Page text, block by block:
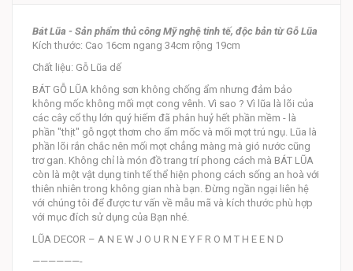
Bát Lũa - Sản phẩm thủ công Mỹ nghệ tinh tế, độc bản từ Gỗ Lũa
Kích thước: Cao 16cm ngang 34cm rộng 19cm
Chất liệu: Gỗ Lũa dế
BÁT GỖ LŨA không sơn không chống ẩm nhưng đảm bảo
không mốc không mối mọt cong vênh. Vì sao ? Vì lũa là lõi của
các cây cổ thụ lớn quý hiếm đã phân huỷ hết phần mềm - là
phần "thịt" gỗ ngọt thơm cho ẩm mốc và mối mọt trú ngụ. Lũa là
phần lõi rắn chắc nên mối mọt chẳng màng mà gió nước cũng
trơ gan. Không chỉ là món đồ trang trí phong cách mà BÁT LŨA
còn là một vật dụng tinh tế thể hiện phong cách sống an hoà với
thiên nhiên trong không gian nhà bạn. Đừng ngần ngại liên hệ
với chúng tôi để được tư vấn về mẫu mã và kích thước phù hợp
với mục đích sử dụng của Bạn nhé.
LŨA DECOR – A N E W J O U R N E Y F R O M T H E E N D
——————-